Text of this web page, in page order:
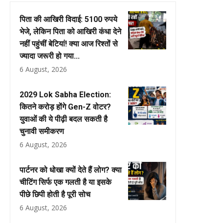
पिता की आखिरी विदाई: 5100 रुपये
भेजे, लेकिन पिता को आखिरी कंधा देने
नहीं पहुंचीं बेटियां! क्या आज रिश्तों से
ज्यादा जरूरी हो गया...
6 August, 2026
2029 Lok Sabha Election:
कितने करोड़ होंगे Gen-Z वोटर?
युवाओं की ये पीढ़ी बदल सकती है
चुनावी समीकरण
6 August, 2026
पार्टनर को धोखा क्यों देते हैं लोग? क्या
चीटिंग सिर्फ एक गलती है या इसके
पीछे छिपी होती है पूरी सोच
6 August, 2026